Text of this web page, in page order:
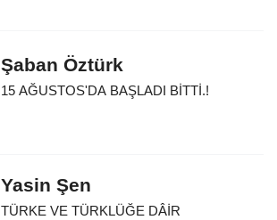
Şaban Öztürk
15 AĞUSTOS'DA BAŞLADI BİTTİ.!
Yasin Şen
TÜRKE VE TÜRKLÜĞE DÂİR